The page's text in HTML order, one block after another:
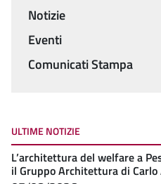
Menu
Notizie
Eventi
Comunicati Stampa
ULTIME NOTIZIE
L’architettura del welfare a
il Gruppo Architettura di Carlo